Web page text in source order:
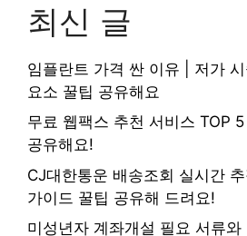
최신 글
임플란트 가격 싼 이유 | 저가
요소 꿀팁 공유해요
무료 웹팩스 추천 서비스 TOP
공유해요!
CJ대한통운 배송조회 실시간
가이드 꿀팁 공유해 드려요!
미성년자 계좌개설 필요 서류